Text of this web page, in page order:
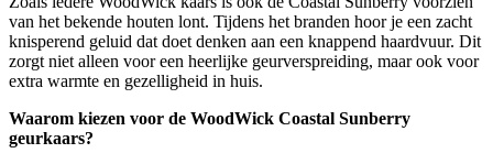
van het bekende houten lont. Tijdens het branden hoor je een zacht
knisperend geluid dat doet denken aan een knappend haardvuur. Dit
zorgt niet alleen voor een heerlijke geurverspreiding, maar ook voor
extra warmte en gezelligheid in huis.
Waarom kiezen voor de WoodWick Coastal Sunberry
geurkaars?